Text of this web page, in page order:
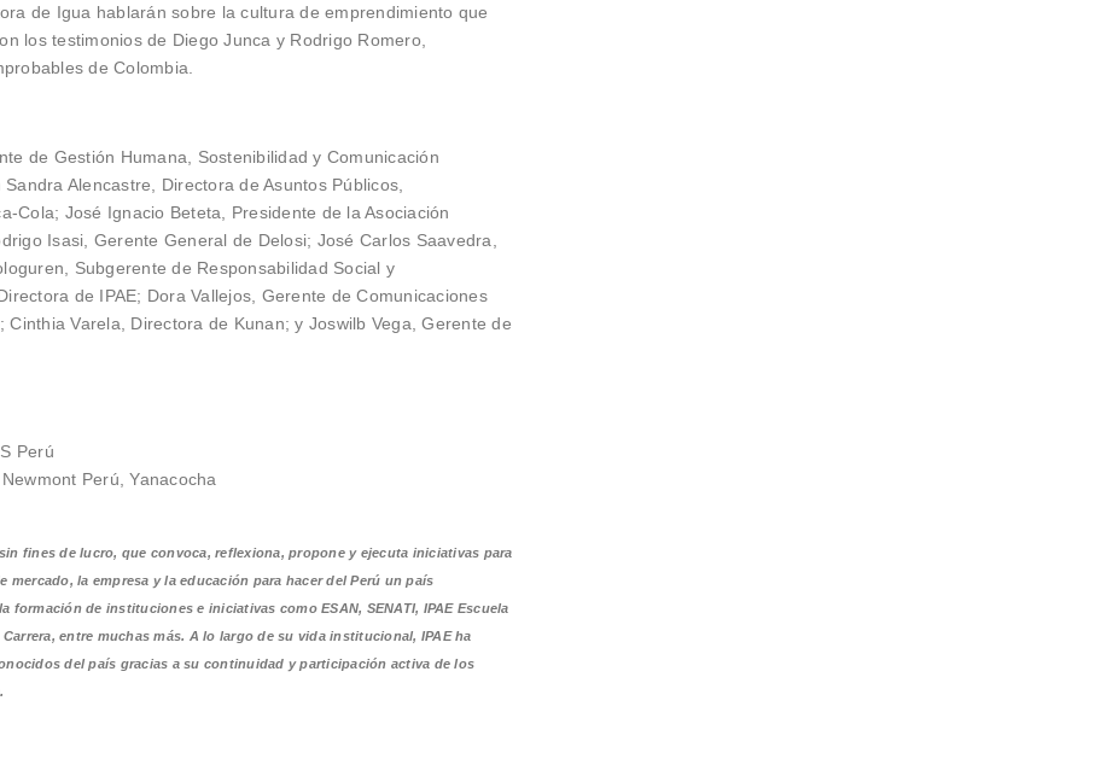
de Igua hablarán sobre la cultura de emprendimiento que
los testimonios de Diego Junca y Rodrigo Romero,
de Colombia.
de Gestión Humana, Sostenibilidad y Comunicación
Alencastre, Directora de Asuntos Públicos,
Cola; José Ignacio Beteta, Presidente de la Asociación
Isasi, Gerente General de Delosi; José Carlos Saavedra,
Subgerente de Responsabilidad Social y
de IPAE; Dora Vallejos, Gerente de Comunicaciones
Varela, Directora de Kunan; y Joswilb Vega, Gerente de
Perú
Perú, Yanacocha
fines de lucro, que convoca, reflexiona, propone y ejecuta iniciativas para
la empresa y la educación para hacer del Perú un país
formación de instituciones e iniciativas como ESAN, SENATI, IPAE Escuela
entre muchas más. A lo largo de su vida institucional, IPAE ha
del país gracias a su continuidad y participación activa de los